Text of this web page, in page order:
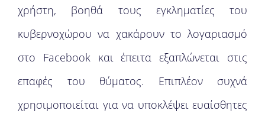
χρήστη, βοηθά τους εγκληματίες του
κυβερνοχώρου να χακάρουν το λογαριασμό
στο Facebook και έπειτα εξαπλώνεται στις
επαφές του θύματος. Επιπλέον συχνά
χρησιμοποιείται για να υποκλέψει ευαίσθητες